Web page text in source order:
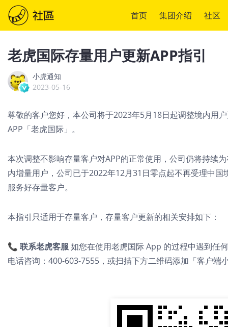
首页 集团介绍 社区
老虎国际存量用户更新APP指引
小虎通知
2023-05-16
尊敬的客户您好，本公司将于2023年5月18日起调整境内用
APP「老虎国际」。
本次调整不影响存量客户对APP的正常使用，公司仍将持续
内增量用户，公司已于2022年12月31日零点起不再受理中
服务好存量客户。
本指引只适用于存量客户，存量客户更新的相关安排如下：
📞 联系老虎客服如您在使用老虎国际 App 的过程中遇到任
电话咨询：400-603-7555，或扫描下方二维码添加「客户端